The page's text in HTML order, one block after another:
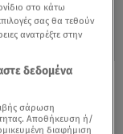
στο κάτω
σας θα τεθούν
ανατρέξτε στην
δεδομένα
σάρωση
Αποθήκευση ή/
διαφήμιση